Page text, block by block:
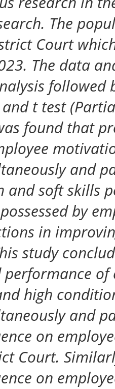
The
Court
The data
followed
t test
found that
and
and soft skills
by
in
study
of
high
and
on
Court.
on